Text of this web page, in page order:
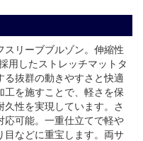
スリーブブルゾン。伸縮性
用したストレッチマットタ
る抜群の動きやすさと快適
工を施すことで、軽さを保
性を実現しています。さ
応可能。一重仕立てで軽や
目などに重宝します。両サ